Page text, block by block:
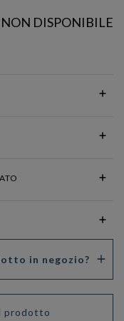
DISPONIBILE
in negozio?
prodotto